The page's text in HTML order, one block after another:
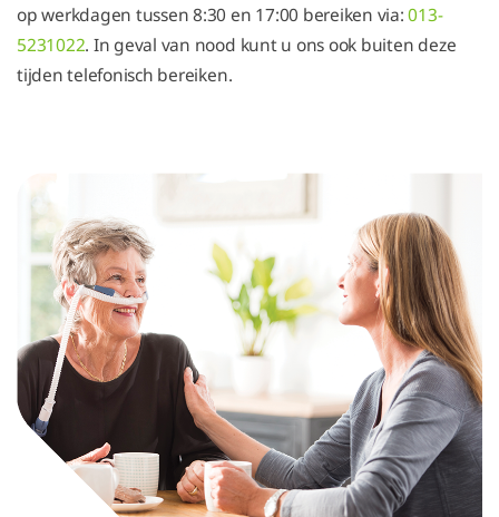
op werkdagen tussen 8:30 en 17:00 bereiken via:013-
5231022. In geval van nood kunt u ons ook buiten deze
tijden telefonisch bereiken.